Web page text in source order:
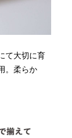
て大切に育
。柔らか